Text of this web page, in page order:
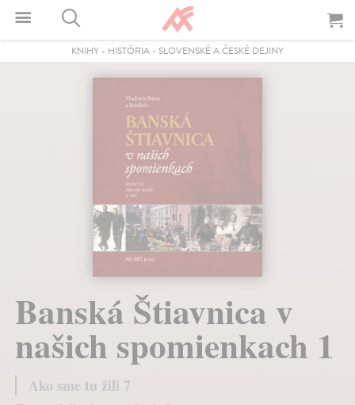
KNIHY - HISTÓRIA - SLOVENSKÉ A ČESKÉ DEJINY
Banská Štiavnica v
našich spomienkach 1
Ako sme tu žili 7